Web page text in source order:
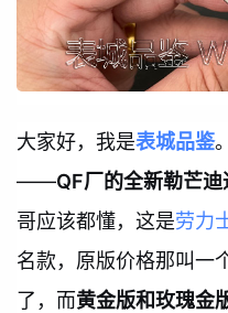
大家好，我是表城品鉴
——QF厂的全新勒芒迪
哥应该都懂，这是劳力
名款，原版价格那叫一
了，而黄金版和玫瑰金